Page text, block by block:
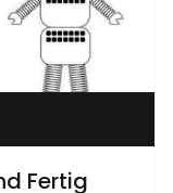
Fertig